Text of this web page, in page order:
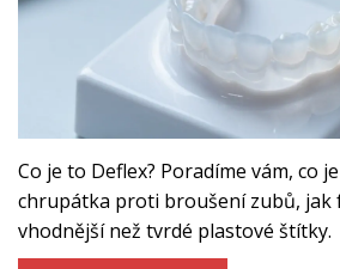
Co je to Deflex? Poradíme vám, co
chrupátka proti broušení zubů, jak
vhodnější než tvrdé plastové štítky.